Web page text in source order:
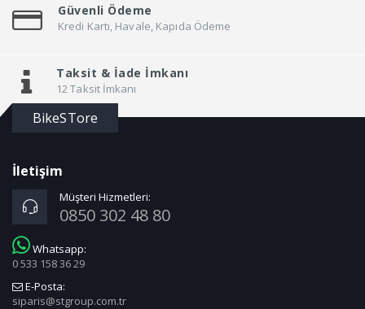
Güvenli Ödeme
Kredi Kartı, Havale, Kapıda Ödeme
Taksit & İade İmkanı
12 Taksit İmkanı
BikeSTore
İletişim
Müşteri Hizmetleri:
0850 302 48 80
Whatsapp:
0 533 158 36 29
E-Posta:
siparis@stgroup.com.tr